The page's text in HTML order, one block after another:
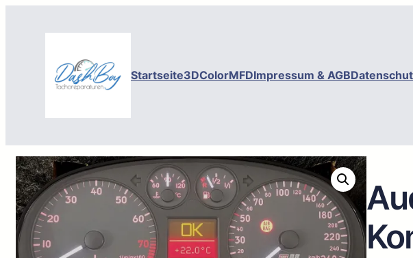
Startseite3DColorMFDImpressum & AGB